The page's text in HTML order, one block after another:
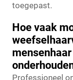
toegepast.
Hoe vaak
Professioneel